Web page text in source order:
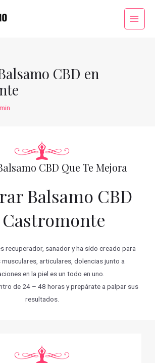
Main
CBD en
CBD Que Te Mejora
Balsamo CBD
recuperador, sanador y ha sido creado para
articulares, dolencias junto a
en la piel es un todo en uno.
de 24 – 48 horas y prepárate a palpar sus
resultados.